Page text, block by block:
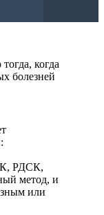
когда
болезней
РДСК,
метод, и
или